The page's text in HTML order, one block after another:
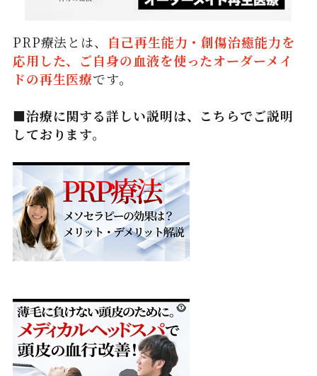
PRP療法とは、
自己再生能力・創傷治癒能力を
応用した、ご自身の血液を使ったオーダーメイ
ドの再生医療です。
■治療に関する詳しい説明は、こちらでご説明
しております。